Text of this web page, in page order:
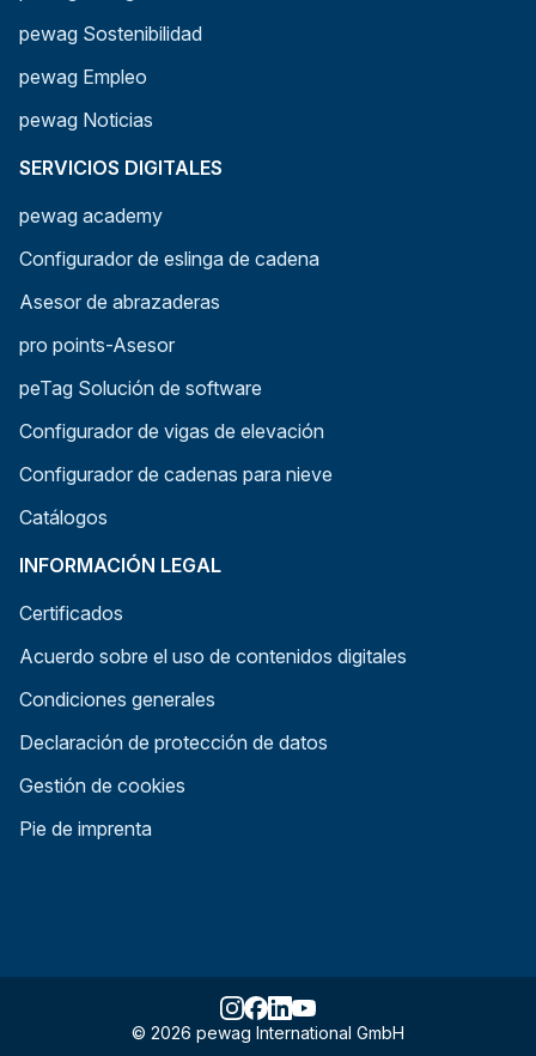
pewag Sostenibilidad
pewag Empleo
pewag Noticias
SERVICIOS DIGITALES
pewag academy
Configurador de eslinga de cadena
Asesor de abrazaderas
pro points-Asesor
peTag Solución de software
Configurador de vigas de elevación
Configurador de cadenas para nieve
Catálogos
INFORMACIÓN LEGAL
Certificados
Acuerdo sobre el uso de contenidos digitales
Condiciones generales
Declaración de protección de datos
Gestión de cookies
Pie de imprenta
© 2026 pewag International GmbH